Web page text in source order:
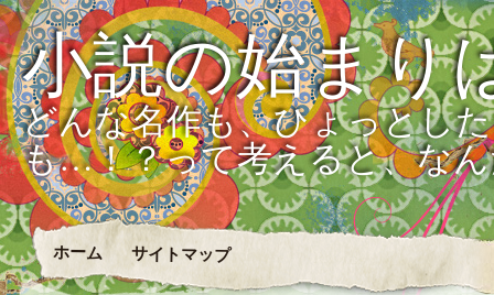
小説の始まり
どんな名作も、ひょっとし
も…！？って考えると、な
ホーム サイトマップ